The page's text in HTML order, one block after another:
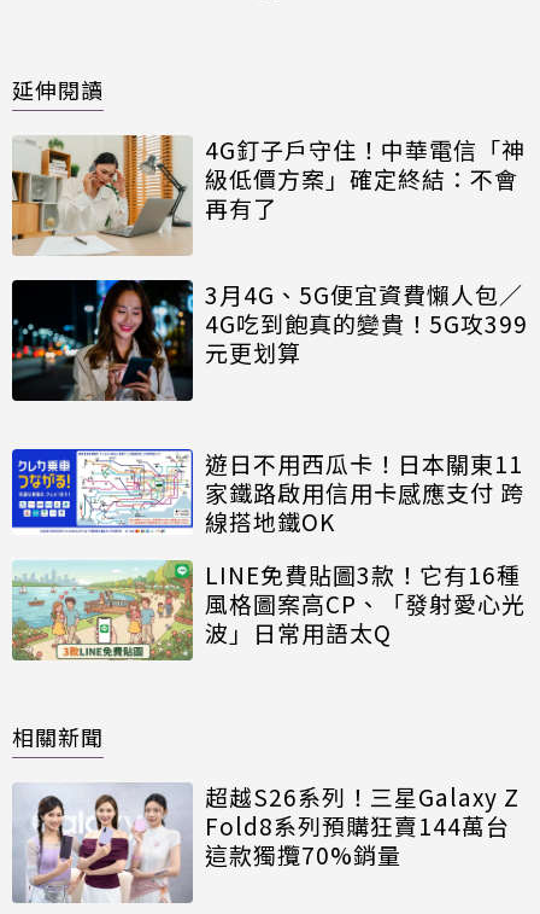
延伸閱讀
4G釘子戶守住！中華電信「神
級低價方案」確定終結：不會
再有了
3月4G、5G便宜資費懶人包／
4G吃到飽真的變貴！5G攻399
元更划算
遊日不用西瓜卡！日本關東11
家鐵路啟用信用卡感應支付 跨
線搭地鐵OK
LINE免費貼圖3款！它有16種
風格圖案高CP、「發射愛心光
波」日常用語太Q
相關新聞
超越S26系列！三星Galaxy Z
Fold8系列預購狂賣144萬台
這款獨攬70%銷量